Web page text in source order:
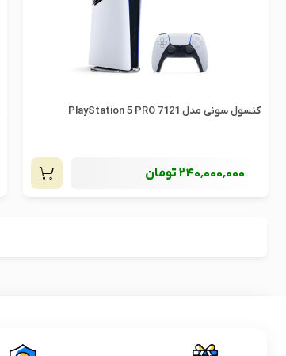
کنسول سونی مدل PlayStation 5 PRO 7121
240٬000٬000تومان